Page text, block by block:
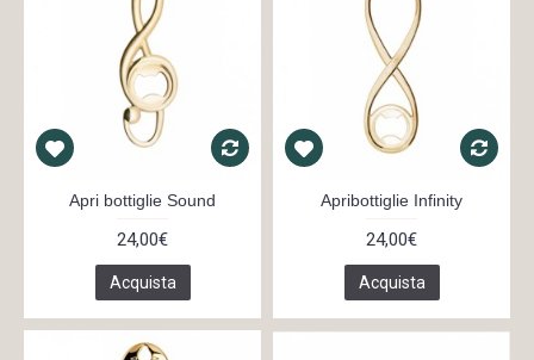
Apri bottiglie Sound
24,00€
Acquista
Apribottiglie Infinity
24,00€
Acquista